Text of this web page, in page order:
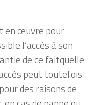
en œuvre pour
l’accès à son
de ce faitquelle
peut toutefois
des raisons de